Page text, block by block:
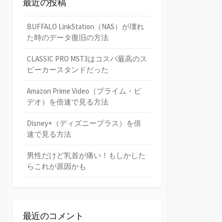
BUFFALO LinkStation（NAS）が壊れ
た時のデータ復旧の方法
CLASSIC PRO MST3はコスパ最高のス
ピーカースタンドだった
Amazon Prime Video（プライム・ビ
デオ）を倍速で見る方法
Disney+（ディズニープラス）を倍
速で見る方法
男性だけど乳首が痛い！もしかした
らこれが原因かも
最近のコメント